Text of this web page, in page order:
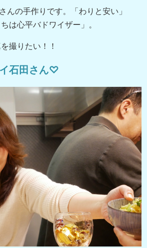
んの手作りです。「わりと安い」
は心平バドワイザー」。
撮りたい！！
石田さん♡